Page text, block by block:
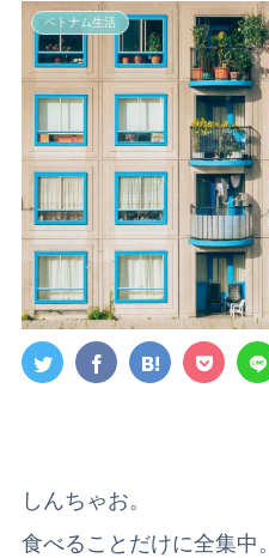
ベトナム生活
しんちゃお。
食べることだけに全集中。